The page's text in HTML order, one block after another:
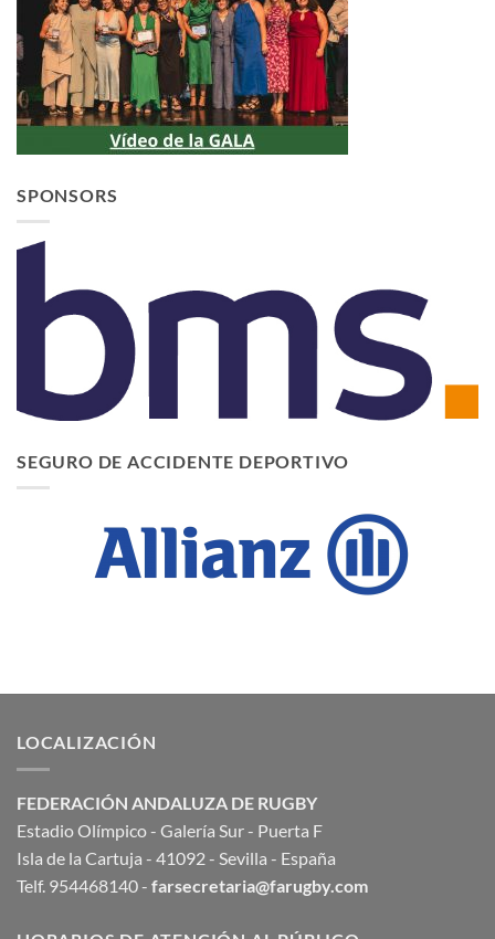
SPONSORS
SEGURO DE ACCIDENTE DEPORTIVO
LOCALIZACIÓN
FEDERACIÓN ANDALUZA DE RUGBY
Estadio Olímpico - Galería Sur - Puerta F
Isla de la Cartuja - 41092 - Sevilla - España
Telf. 954468140 - farsecretaria@farugby.com